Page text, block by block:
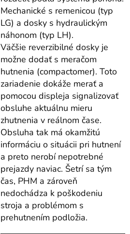
Mechanické s remenicou (typ
LG) a dosky s hydraulickým
náhonom (typ LH).
Väčšie reverzibilné dosky je
možne dodať s meračom
hutnenia (compactomer). Toto
zariadenie dokáže merať a
pomocou displeja signalizovať
obsluhe aktuálnu mieru
zhutnenia v reálnom čase.
Obsluha tak má okamžitú
informáciu o situácii pri hutnení
a preto nerobí nepotrebné
prejazdy naviac. Šetrí sa tým
čas, PHM a zároveň
nedochádza k poškodeniu
stroja a problémom s
prehutnením podložia.